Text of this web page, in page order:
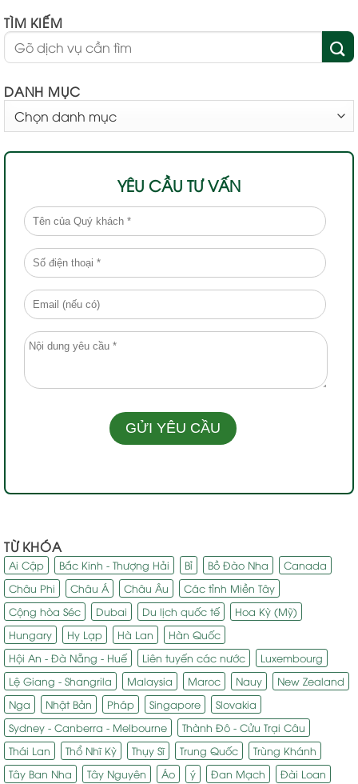
TÌM KIẾM
DANH MỤC
MỤC
YÊU CẦU TƯ VẤN
TỪ KHÓA
Ai Cập Bắc Kinh - Thượng Hải Bỉ Bồ Đào Nha
Canada
Châu Phi
Châu Á Châu Âu
Các tỉnh Miền Tây
Cộng hòa Séc
Dubai Du lịch quốc tế
Hoa Kỳ (Mỹ)
Hungary
Hy Lạp Hà Lan
Hàn Quốc
Hội An - Đà Nẵng - Huế
Liên tuyến các nước
Luxembourg
Lệ Giang - Shangrila
Malaysia Maroc Nauy
New Zealand
Nga
Nhật Bản Pháp Singapore
Slovakia
Sydney - Canberra - Melbourne
Thành Đô - Cửu Trại Câu
Thái Lan
Thổ Nhĩ Kỳ Thụy Sĩ Trung Quốc
Trùng Khánh
Tây Ban Nha
Tây Nguyên Áo ý Đan Mạch Đài Loan